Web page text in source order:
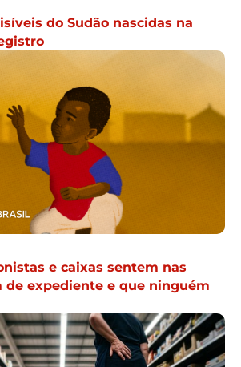
do Sudão nascidas na
e caixas sentem nas
de expediente e que ninguém